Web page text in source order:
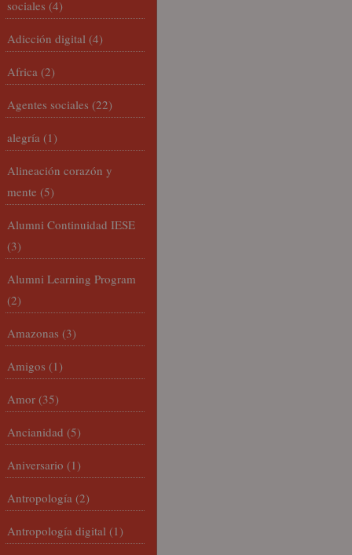
sociales (4)
Adicción digital (4)
Africa (2)
Agentes sociales (22)
alegría (1)
Alineación corazón y
mente (5)
Alumni Continuidad IESE
(3)
Alumni Learning Program
(2)
Amazonas (3)
Amigos (1)
Amor (35)
Ancianidad (5)
Aniversario (1)
Antropología (2)
Antropología digital (1)